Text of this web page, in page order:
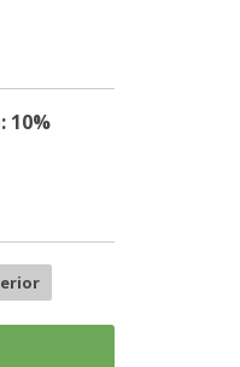
10%